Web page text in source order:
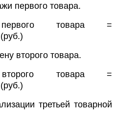
первого товара.
товара =
второго товара.
товара =
третьей товарной